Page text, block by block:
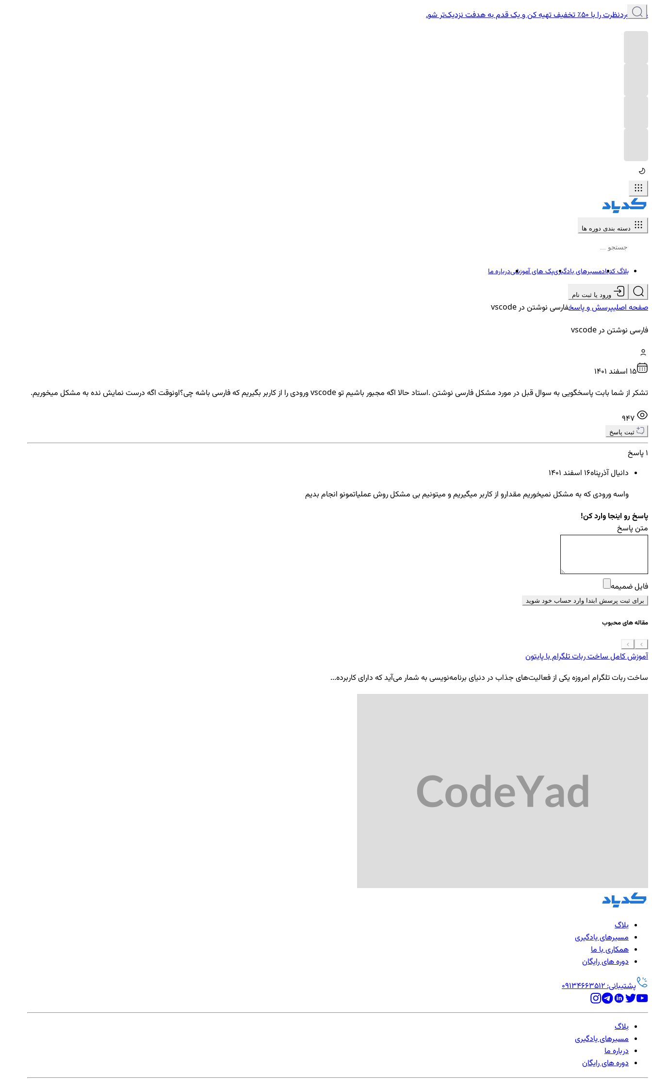
دوره موردنظرت را با ۵۰٪ تخفیف تهیه کن و یک قدم به هدفت نزدیک‌تر شو.
دسته بندی دوره ها
بلاگ کدیادمسیرهای یادگیریپک های آموزشیدرباره ما
ورود یا ثبت نام
صفحه اصلیپرسش و پاسخفارسی نوشتن در vscode
فارسی نوشتن در vscode
15 اسفند ۱۴۰۱
تشکر از شما بابت پاسخگویی به سوال قبل در مورد مشکل فارسی نوشتن .استاد حالا اگه مجبور باشیم تو vscode ورودی را از کاربر بگیریم که فارسی باشه چی؟اونوقت اگه درست نمایش نده به مشکل میخوریم.
ثبت پاسخ
1 پاسخ
دانیال آذرپناه16 اسفند ۱۴۰۱
واسه ورودی که به مشکل نمیخوریم مقدارو از کاربر میگیریم و میتونیم بی مشکل روش عملیاتمونو انجام بدیم
پاسخ رو اینجا وارد کن!
متن پاسخ
فایل ضمیمه
برای ثبت پرسش ابتدا وارد حساب خود شوید
مقاله های محبوب
آموزش کامل ساخت ربات تلگرام با پایتون
ساخت ربات تلگرام امروزه یکی از فعالیت‌های جذاب در دنیای برنامه‌نویسی به شمار می‌آید که دارای کاربرده...
بلاگ
مسیرهای یادگیری
همکاری با ما
دوره های رایگان
پشتیبانی: 09134663512
بلاگ
مسیرهای یادگیری
درباره ما
دوره های رایگان